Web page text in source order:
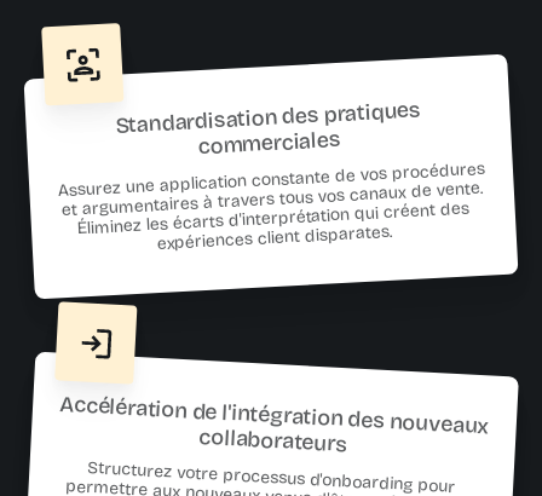
Standardisation des pratiques
commerciales
Assurez une application constante de vos procédures
et argumentaires à travers tous vos canaux de vente.
Éliminez les écarts d'interprétation qui créent des
expériences client disparates.
Accélération de l'intégration des nouveaux
collaborateurs
Structurez votre processus d'onboarding pour permettre aux nouveaux venus d'être opérationnels plus rapidement. Réduisez la pression sur vos équipes expérimentées tout en maintenant la qualité